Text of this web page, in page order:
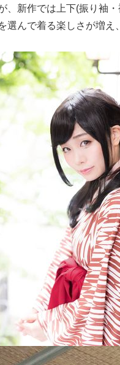
、新作では上下(振り袖
選んで着る楽しさが増え